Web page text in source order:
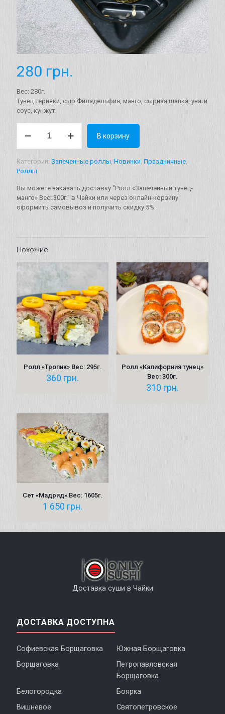
280 грн.
Вес: 280г.
Тунец терияки, сыр Филадельфия, манго, сырная шапка, унаги
соус, кунжут.
товара
тунец-
манго"
Вес:
В корзину
Категории: Запеченные роллы Новинки Праздничные
Роллы
Вы можете заказать доставку "Ролл «Запеченный тунец-
манго» Вес: 300г." в Чайки или через онлайн-корзину
оформить самовывоз и получить скидку 5%
Похожие
Ролл «Тропик» Вес: 295г.
360 грн.
Ролл «Калифорния тунец»
Вес: 300г.
310 грн.
Сет «Мадрид» Вес: 1605г.
1 650 грн.
Доставка суши в Чайки
ДОСТАВКА ДОСТУПНА
Софиевская Борщаговка
Южная Борщаговка
Борщаговка
Петропавловская
Борщаговка
Белогородка
Боярка
Вишневое
Святопетровское